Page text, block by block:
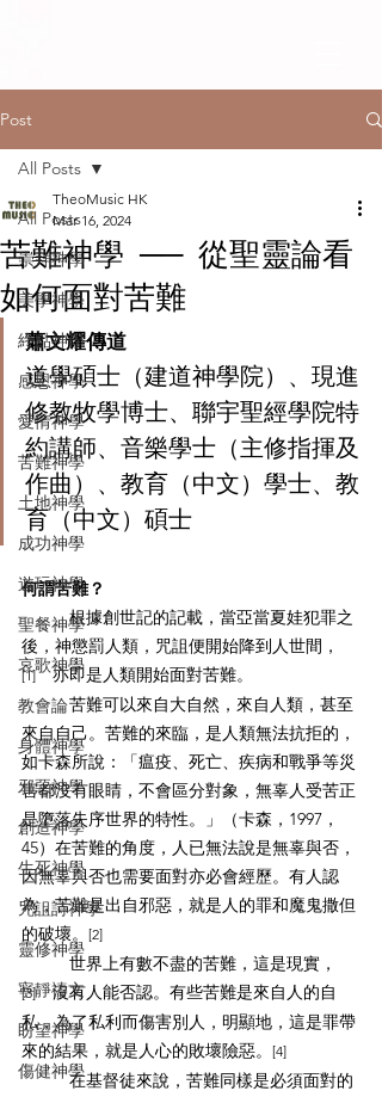
Post
All Posts
崇拜神學
美學神學
終點神學
感恩神學
愛情神學
苦難神學
土地神學
成功神學
遊玩神學
聖餐神學
哀歌神學
教會論
身體神學
邪惡神學
創造神學
生死神學
咒詛詩神學
靈修神學
寧靜禱文
盼望神學
傷健神學
All Posts
苦難神學 ── 從聖靈論看
如何面對苦難
TheoMusic HK
Mar 16, 2024
蕭文耀傳道
道學碩士（建道神學院）、現進
修教牧學博士、聯宇聖經學院特
約講師、音樂學士（主修指揮及
作曲）、教育（中文）學士、教
育（中文）碩士
何謂苦難？
根據創世記的記載，當亞當夏娃犯罪之
後，神懲罰人類，咒詛便開始降到人世間，
[1] 亦即是人類開始面對苦難。
苦難可以來自大自然，來自人類，甚至
來自自己。苦難的來臨，是人類無法抗拒的，
如卡森所說：「瘟疫、死亡、疾病和戰爭等災
害都沒有眼睛，不會區分對象，無辜人受苦正
是墮落失序世界的特性。」（卡森，1997，
45）在苦難的角度，人已無法說是無辜與否，
因無辜與否也需要面對亦必會經歷。有人認
為，苦難是出自邪惡，就是人的罪和魔鬼撒但
的破壞。 [2]
世界上有數不盡的苦難，這是現實，
[3] 沒有人能否認。有些苦難是來自人的自
私，為了私利而傷害別人，明顯地，這是罪帶
來的結果，就是人心的敗壞險惡。 [4]
在基督徒來說，苦難同樣是必須面對的